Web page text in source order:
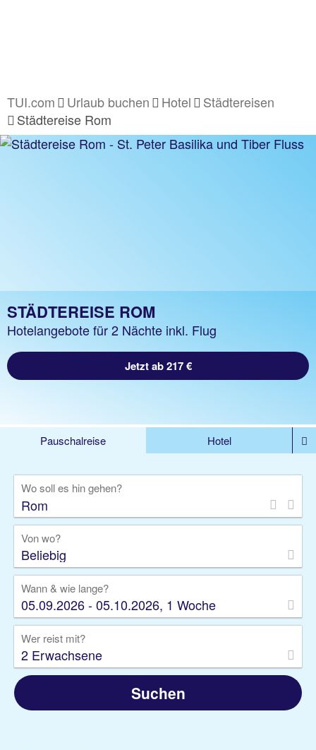
TUI.com Urlaub buchen Hotel
Städtereisen
Städtereise Rom
STÄDTEREISE ROM
Hotelangebote für 2 Nächte inkl. Flug
Jetzt ab 217 €
Pauschalreise
Hotel
Kreuzfahrten
Rundreisen
Privattransfer
Zusatzleistungen
Wo soll es hin gehen?
Von wo?
Beliebig
Wann & wie lange?
05.09.2026 - 05.10.2026, 1 Woche
Wer reist mit?
2 Erwachsene
Suchen